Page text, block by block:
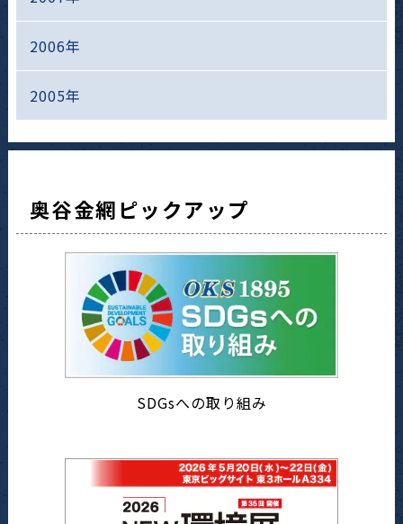
2006年
2005年
奥谷金網ピックアップ
SDGsへの取り組み